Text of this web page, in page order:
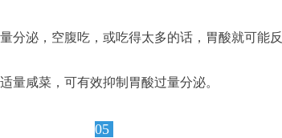
分泌，空腹吃，或吃得太多的话，胃酸就可能
量咸菜，可有效抑制胃酸过量分泌。
05